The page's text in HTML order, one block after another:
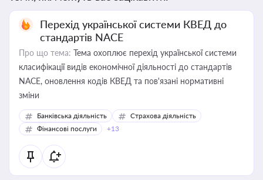
Перехід української системи КВЕД до
стандартів NACE
Про що тема: Тема охоплює перехід української системи
класифікації видів економічної діяльності до стандартів
NACE, оновлення кодів КВЕД та пов'язані нормативні
зміни
Банківська діяльність
Страхова діяльність
Фінансові послуги
+13